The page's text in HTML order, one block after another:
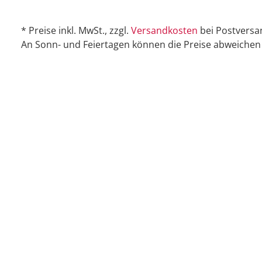
* Preise inkl. MwSt., zzgl. Versandkosten bei
An Sonn- und Feiertagen können die Preise abweichen